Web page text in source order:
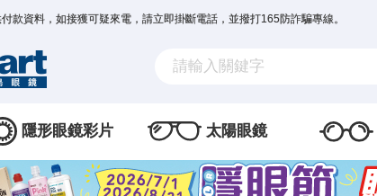
款資料，如接獲可疑來電，請立即掛斷電話，並撥打165防詐騙專線。
隱形眼鏡彩片 太陽眼鏡